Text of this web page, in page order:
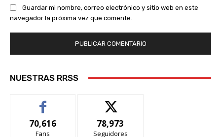
Guardar mi nombre, correo electrónico y sitio web en este
navegador la próxima vez que comente.
NUESTRAS RRSS
70,616
Fans
78,973
Seguidores